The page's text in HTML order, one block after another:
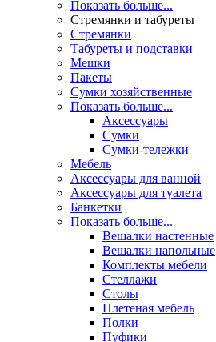
Показать больше...
Стремянки и табуреты
Стремянки
Табуреты и подставки
Мешки
Пакеты
Сумки хозяйственные
Показать больше...
Аксессуары
Сумки
Сумки-тележки
Мебель
Аксессуары для ванной
Аксессуары для туалета
Банкетки
Показать больше...
Вешалки настенные
Вешалки напольные
Комплекты мебели
Стеллажи
Столы
Плетеная мебель
Полки
Пуфики